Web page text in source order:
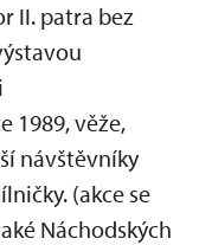
II. patra bez
1989, věže,
návštěvníky
(akce se
Náchodských